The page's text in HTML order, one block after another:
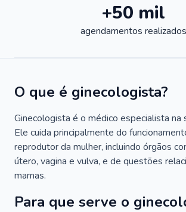
+50 mil
agendamentos realizados
O que é ginecologista?
Ginecologista é o médico especialista na
Ele cuida principalmente do
reprodutor da mulher, incluindo órgãos
útero, vagina e vulva, e de questões
mamas.
Para que serve o